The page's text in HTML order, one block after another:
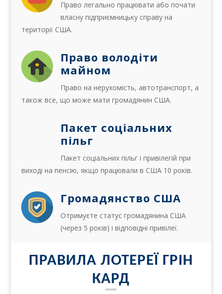
Право легально працювати або почати
власну підприємницьку справу на
території США.
Право володіти
майном
Право на нерухомість, автотранспорт, а
також все, що може мати громадянин США.
Пакет соціальних
пільг
Пакет соціальних пільг і привілегій при
виході на пенсію, якщо працювали в США 10 років.
Громадянство США
Отримуєте статус громадянина США
(через 5 років) і відповідні привілеї.
ПРАВИЛА ЛОТЕРЕЇ ГРІН
КАРД